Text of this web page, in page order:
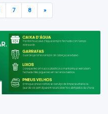
7 8 »